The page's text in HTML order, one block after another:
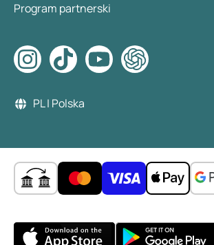
Program partnerski
PL | Polska